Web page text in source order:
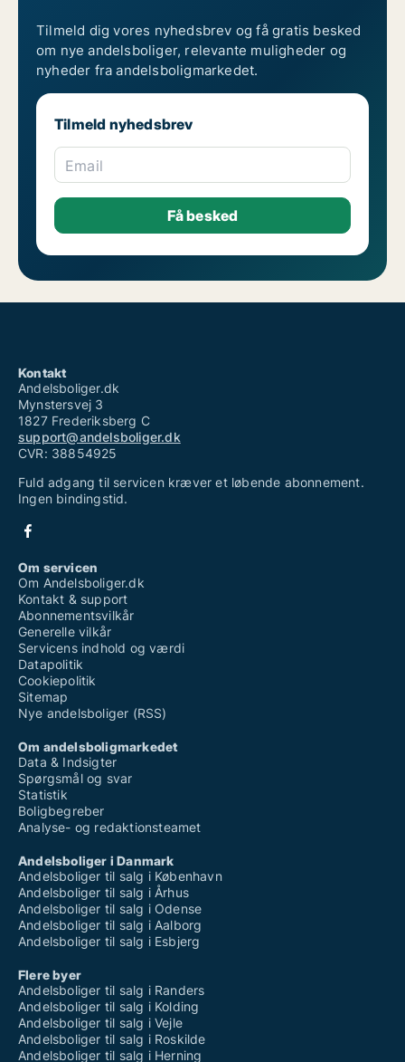
Tilmeld dig vores nyhedsbrev og få gratis besked
om nye andelsboliger, relevante muligheder og
nyheder fra andelsboligmarkedet.
Tilmeld nyhedsbrev
Email
Kontakt
Andelsboliger.dk
Mynstersvej 3
1827 Frederiksberg C
support@andelsboliger.dk
CVR: 38854925
Fuld adgang til servicen kræver et løbende abonnement.
Ingen bindingstid.
Om servicen
Om Andelsboliger.dk
Kontakt & support
Abonnementsvilkår
Generelle vilkår
Servicens indhold og værdi
Datapolitik
Cookiepolitik
Sitemap
Nye andelsboliger (RSS)
Om andelsboligmarkedet
Data & Indsigter
Spørgsmål og svar
Statistik
Boligbegreber
Analyse- og redaktionsteamet
Andelsboliger i Danmark
Andelsboliger til salg i København
Andelsboliger til salg i Århus
Andelsboliger til salg i Odense
Andelsboliger til salg i Aalborg
Andelsboliger til salg i Esbjerg
Flere byer
Andelsboliger til salg i Randers
Andelsboliger til salg i Kolding
Andelsboliger til salg i Vejle
Andelsboliger til salg i Roskilde
Andelsboliger til salg i Herning